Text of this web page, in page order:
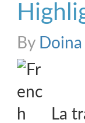
By Doina
La